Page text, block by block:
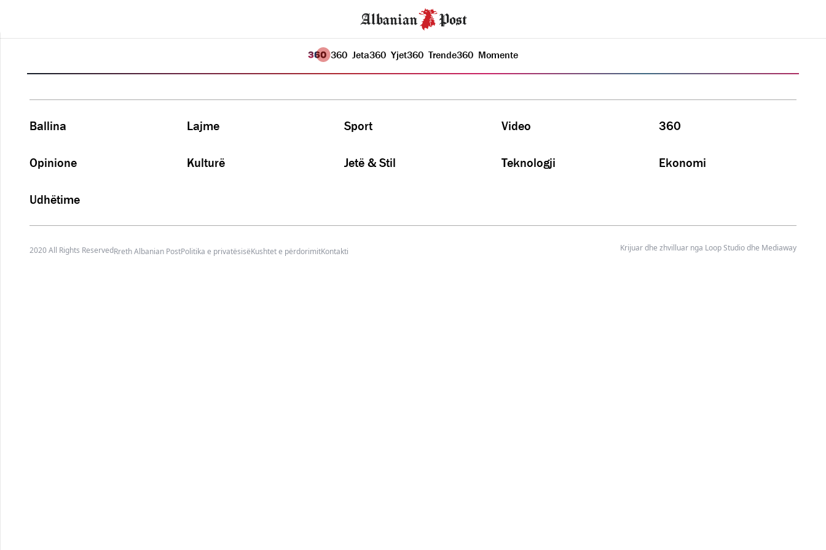
360 Jeta360 Yjet360 Trende360 Momente
Ballina Lajme Sport Video 360
Opinione Kulturë Jetë & Stil Teknologji Ekonomi
Udhëtime
2020 All Rights ReservedRreth Albanian PostPolitika e privatësisëKushtet e përdorimitKontakti Krijuar dhe zhvilluar nga Loop Studiodhe Mediaway